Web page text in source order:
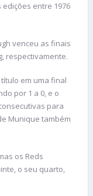
entre 1976
venceu as finais
respectivamente.
em uma final
por 1 a 0, e o
para
Munique também
os Reds
o seu quarto,